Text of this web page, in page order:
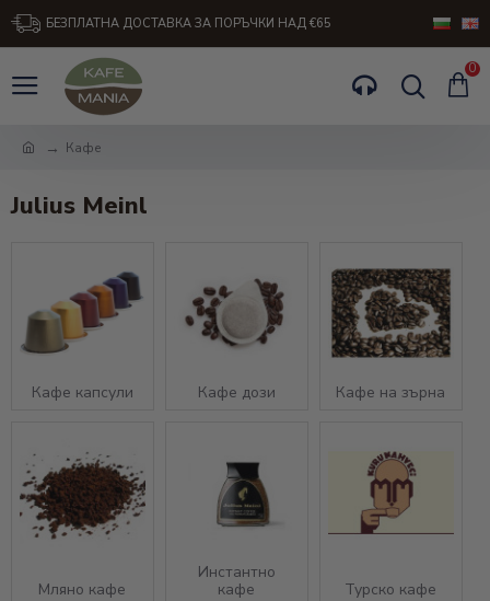
БЕЗПЛАТНА ДОСТАВКА ЗА ПОРЪЧКИ НАД €65
0
Кафе
Julius Meinl
Кафе капсули Кафе дози Кафе на зърна
Мляно кафе
Инстантно
кафе
Турско кафе